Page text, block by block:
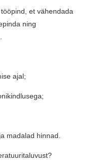
et vähendada
ning
ajal;
madalad hinnad.